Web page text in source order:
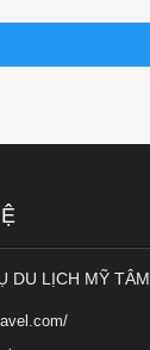
DU LỊCH MỸ TÂM